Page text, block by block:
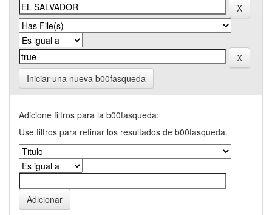
Iniciar una nueva b00fasqueda
Adicione filtros para la b00fasqueda:
Use filtros para refinar los resultados de b00fasqueda.